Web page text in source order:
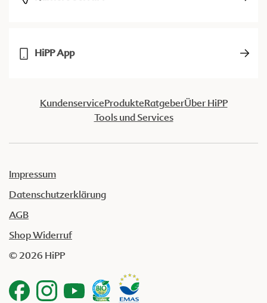
HiPP App
KundenserviceProdukteRatgeberÜber HiPP
Tools und Services
Impressum
Datenschutzerklärung
AGB
Shop Widerruf
© 2026 HiPP